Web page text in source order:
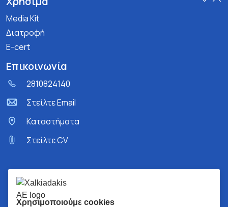
Media Kit
Διατροφή
E-cert
Επικοινωνία
2810824140
Στείλτε Email
Kαταστήματα
Στείλτε CV
Χρησιμοποιούμε cookies